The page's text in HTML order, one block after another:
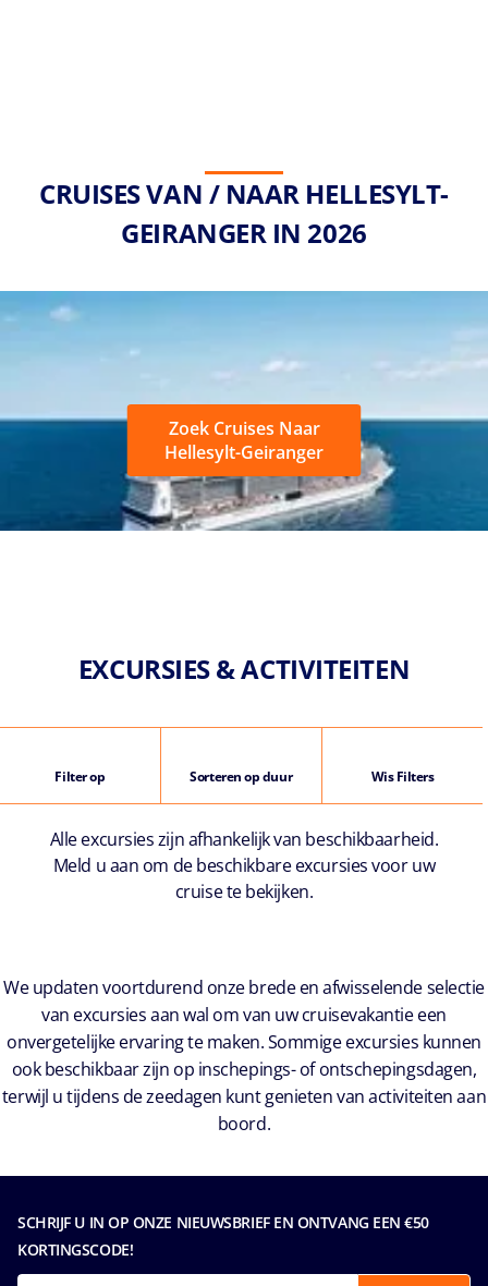
CRUISES VAN / NAAR HELLESYLT-
GEIRANGER IN 2026
Zoek Cruises Naar
Hellesylt-Geiranger
EXCURSIES & ACTIVITEITEN
Filter op Sorteren op duur Wis Filters
Alle excursies zijn afhankelijk van beschikbaarheid.
Meld u aan om de beschikbare excursies voor uw
cruise te bekijken.
We updaten voortdurend onze brede en afwisselende selectie
van excursies aan wal om van uw cruisevakantie een
onvergetelijke ervaring te maken. Sommige excursies kunnen
ook beschikbaar zijn op inschepings- of ontschepingsdagen,
terwijl u tijdens de zeedagen kunt genieten van activiteiten aan
boord.
SCHRIJF U IN OP ONZE NIEUWSBRIEF EN ONTVANG EEN €50
KORTINGSCODE!